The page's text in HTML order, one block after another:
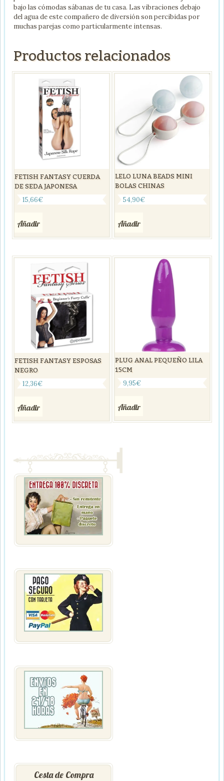
bajo las cómodas sábanas de tu casa. Las vibraciones debajo
del agua de este compañero de diversión son percibidas por
muchas parejas como particularmente intensas.
Productos relacionados
FETISH FANTASY CUERDA
DE SEDA JAPONESA
15,66€
Añadir
LELO LUNA BEADS MINI
BOLAS CHINAS
54,90€
Añadir
FETISH FANTASY ESPOSAS
NEGRO
12,36€
Añadir
PLUG ANAL PEQUEÑO LILA
15CM
9,95€
Añadir
Cesta de Compra